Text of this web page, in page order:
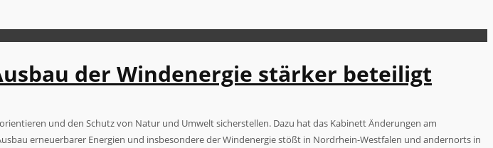
der Windenergie stärker beteiligt
und den Schutz von Natur und Umwelt sicherstellen. Dazu hat das Kabinett Änderungen am
erneuerbarer Energien und insbesondere der Windenergie stößt in Nordrhein-Westfalen und andernorts in